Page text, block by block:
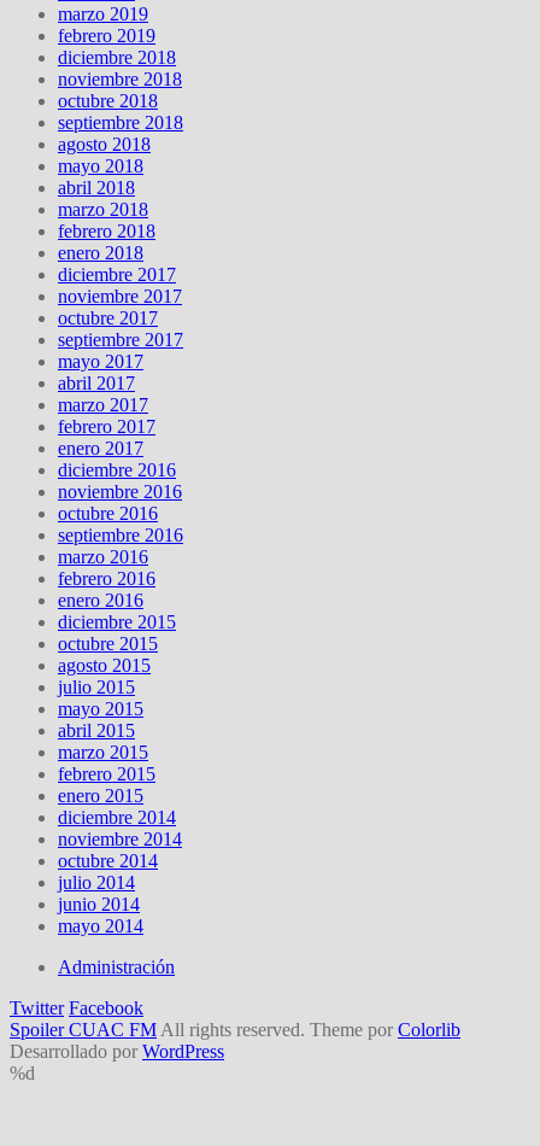
marzo 2019
febrero 2019
diciembre 2018
noviembre 2018
octubre 2018
septiembre 2018
agosto 2018
mayo 2018
abril 2018
marzo 2018
febrero 2018
enero 2018
diciembre 2017
noviembre 2017
octubre 2017
septiembre 2017
mayo 2017
abril 2017
marzo 2017
febrero 2017
enero 2017
diciembre 2016
noviembre 2016
octubre 2016
septiembre 2016
marzo 2016
febrero 2016
enero 2016
diciembre 2015
octubre 2015
agosto 2015
julio 2015
mayo 2015
abril 2015
marzo 2015
febrero 2015
enero 2015
diciembre 2014
noviembre 2014
octubre 2014
julio 2014
junio 2014
mayo 2014
Administración
Twitter Facebook
Spoiler CUAC FM All rights reserved. Theme por Colorlib
Desarrollado por WordPress
%d